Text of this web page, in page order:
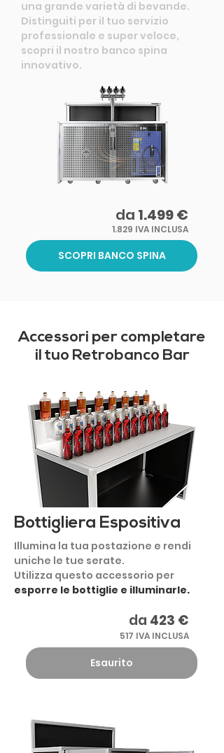
una grande varietà di bevande.
Distinguiti per il tuo servizio
professionale e super veloce,
scopri il nostro banco spina
innovativo.
1.829 IVA INCLUSA
da 1.499 €
SCOPRI BANCO SPINA
Accessori per completare
il tuo Retrobanco Bar
Bottigliera Espositiva
Illumina la tua postazione e rendi
uniche le tue serate.
Utilizza questo accessorio per
esporre le bottiglie e illuminarle.
da 423 €
517 IVA INCLUSA
Esaurito